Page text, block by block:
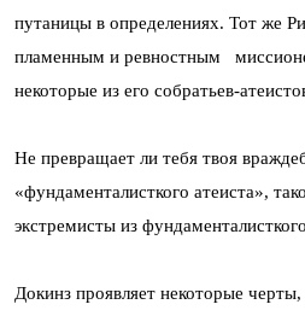
путаницы в определениях. Тот же
пламенным и ревностным
некоторые из его собратьев-
Не превращает ли тебя твоя
«фундаменталисткого атеиста»,
экстремисты из
Докинз проявляет некоторые